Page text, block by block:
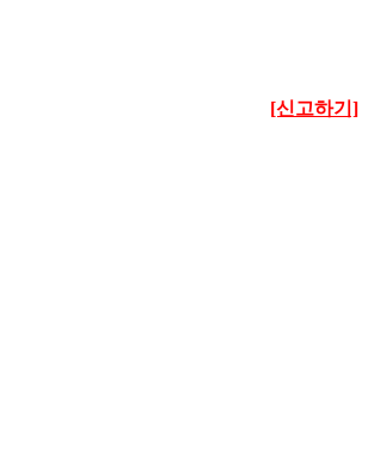
[신고하기]